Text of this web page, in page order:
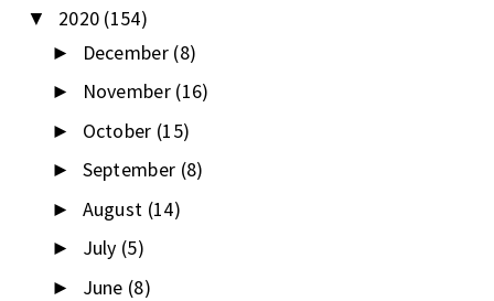
▼ 2020 (154)
► December (8)
► November (16)
► October (15)
► September (8)
► August (14)
► July (5)
► June (8)